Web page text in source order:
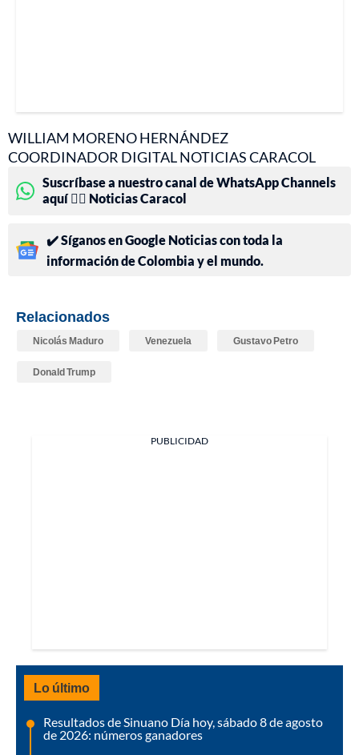
WILLIAM MORENO HERNÁNDEZ
COORDINADOR DIGITAL NOTICIAS CARACOL
Suscríbase a nuestro canal de WhatsApp Channels
aquí 👉🏻 Noticias Caracol
✔️ Síganos en Google Noticias con toda la
información de Colombia y el mundo.
Relacionados
Nicolás Maduro Venezuela Gustavo Petro
Donald Trump
PUBLICIDAD
Lo último
Resultados de Sinuano Día hoy, sábado 8 de agosto
de 2026: números ganadores